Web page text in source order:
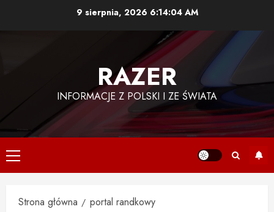
9 sierpnia, 2026 6:14:05 AM
RAZER
INFORMACJE Z POLSKI I ZE ŚWIATA
Menu
główne
Strona główna portal randkowy